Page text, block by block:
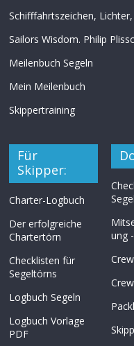
Schifffahrtszeichen,
Sailors Wisdom. Philip
Meilenbuch Segeln
Mein Meilenbuch
Skippertraining
Für
Skipper:
Charter-Logbuch
Der erfolgreiche
Chartertörn
Checklisten für
Segeltörns
Logbuch Segeln
Logbuch Vorlage
PDF
ung